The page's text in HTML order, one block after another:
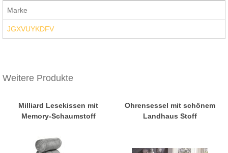
Marke
JGXVUYKDFV
Weitere Produkte
Milliard Lesekissen mit
Memory-Schaumstoff
Ohrensessel mit schönem
Landhaus Stoff